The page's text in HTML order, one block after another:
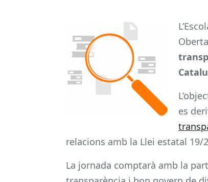
es
relacions amb la Llei estatal 19/
La jornada comptarà amb la